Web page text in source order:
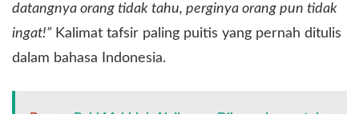
datangnya orang tidak tahu, perginya orang pun tidak
ingat!” Kalimat tafsir paling puitis yang pernah ditulis
dalam bahasa Indonesia.